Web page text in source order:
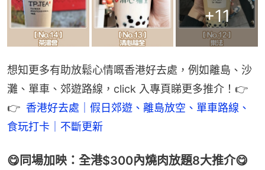
+11
想知更多有助放鬆心情嘅香港好去處，例如離島、沙
灘、單車、郊遊路線，click 入專頁睇更多推介！👉
👉 香港好去處｜假日郊遊、離島放空、單車路線、
食玩打卡｜不斷更新
😋同場加映：全港$300內燒肉放題8大推介😋